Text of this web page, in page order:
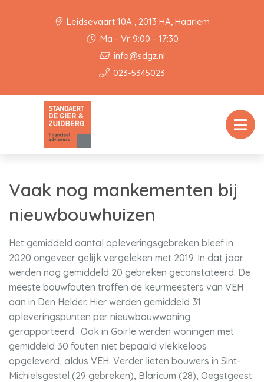
Leidsevaart 10A , 2013 HA, Haarlem
Ma - Vr 9:00 - 17:30
info@sdgz.nl
023-5345023
Vaak nog mankementen bij
nieuwbouwhuizen
Het gemiddeld aantal opleveringsgebreken bleef in
2020 ongeveer gelijk vergeleken met 2019. In dat jaar
werden nog gemiddeld 20 gebreken geconstateerd. De
meeste bouwfouten troffen de keurmeesters van VEH
aan in Den Helder. Hier werden gemiddeld 31
opleveringspunten per nieuwbouwwoning
gerapporteerd. Ook in Goirle werden woningen met
gemiddeld 30 fouten niet bepaald vlekkeloos
opgeleverd, aldus VEH. Verder lieten bouwers in Sint-
Michielsgestel (29 gebreken), Blaricum (28), Oegstgeest